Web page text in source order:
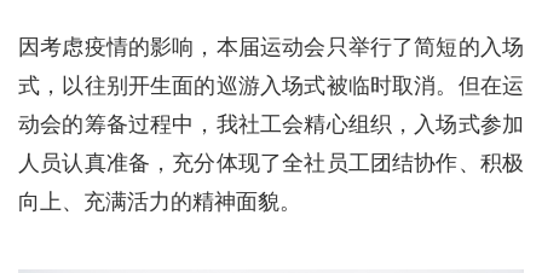
因考虑疫情的影响，本届运动会只举行了简短的入场
式，以往别开生面的巡游入场式被临时取消。但在运
动会的筹备过程中，我社工会精心组织，入场式参加
人员认真准备，充分体现了全社员工团结协作、积极
向上、充满活力的精神面貌。